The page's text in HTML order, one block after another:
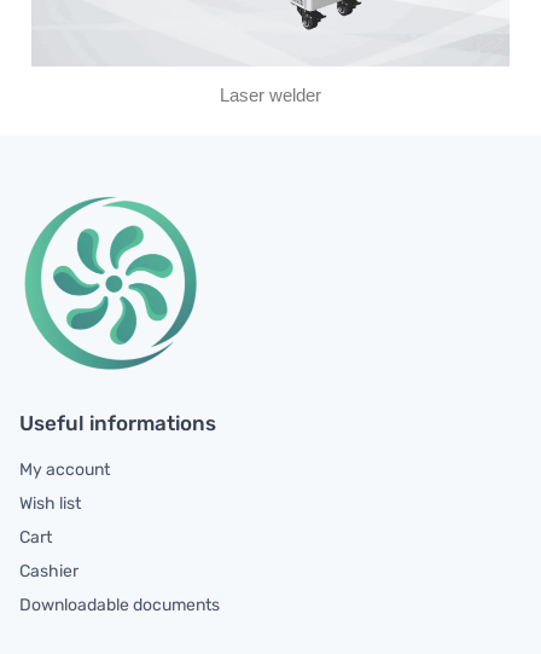
Laser welder
Useful informations
My account
Wish list
Cart
Cashier
Downloadable documents